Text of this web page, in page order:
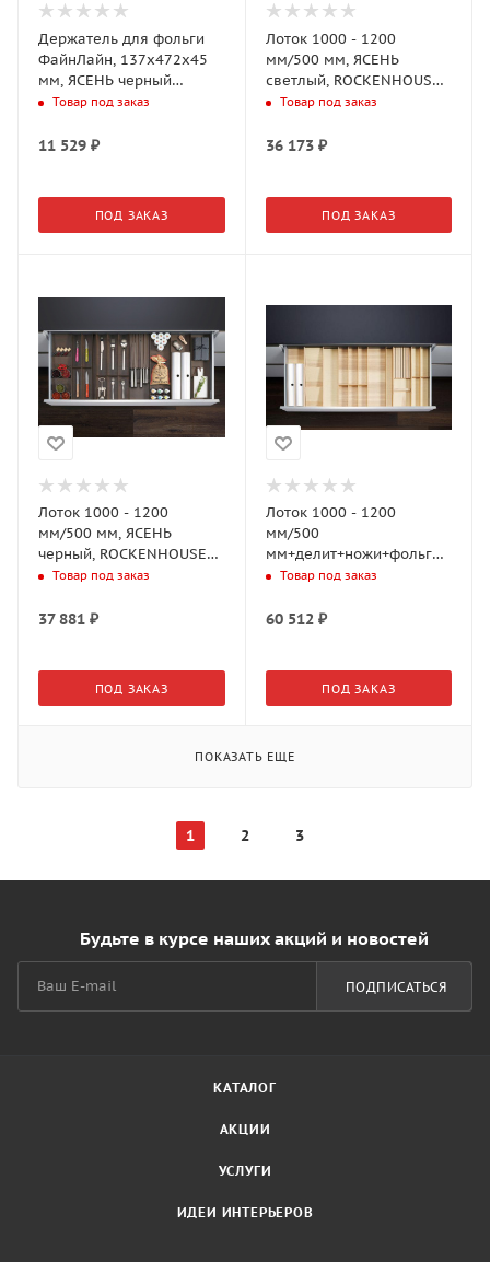
Держатель для фольги
ФайнЛайн, 137x472x45
мм, ЯСЕНЬ черный
(0092100368)
Товар под заказ
11 529 ₽
ПОД ЗАКАЗ
Лоток 1000 - 1200
мм/500 мм, ЯСЕНЬ
светлый, ROCKENHOUSEN
(0092040378)
Товар под заказ
36 173₽
ПОД ЗАКАЗ
Лоток 1000 - 1200
мм/500 мм, ЯСЕНЬ
черный, ROCKENHOUSEN
(0092040368)
Товар под заказ
37 881 ₽
ПОД ЗАКАЗ
Лоток 1000 - 1200
мм/500
мм+делит+ножи+фольга,
ясень светлый,
(2373860378)
Товар под заказ
60 512₽
ПОД ЗАКАЗ
ПОКАЗАТЬ ЕЩЕ
1 2 3
Будьте в курсе наших акций и новостей
ПОДПИСАТЬСЯ
КАТАЛОГ
АКЦИИ
УСЛУГИ
ИДЕИ ИНТЕРЬЕРОВ